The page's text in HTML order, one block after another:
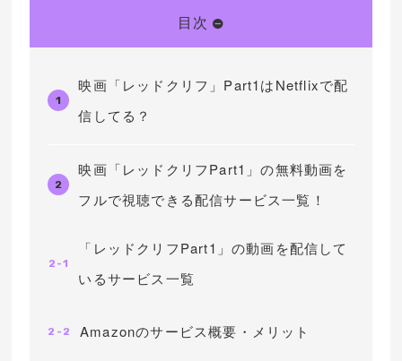
目次
1
映画「レッドクリフ」Part1はNetflixで配
信してる？
2
映画「レッドクリフPart1」の無料動画を
フルで視聴できる配信サービス一覧！
2-1
「レッドクリフPart1」の動画を配信して
いるサービス一覧
2-2 Amazonのサービス概要・メリット